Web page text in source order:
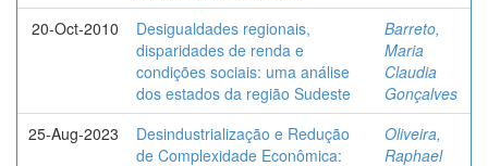
20-Oct-2010
Desigualdades regionais,
disparidades de renda e
condições sociais: uma análise
dos estados da região Sudeste
Barreto,
Maria
Claudia
Gonçalves
25-Aug-2023
Desindustrialização e Redução
de Complexidade Econômica:
Oliveira,
Raphael